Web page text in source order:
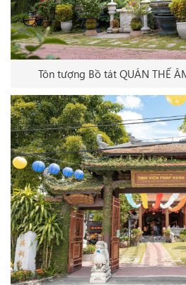
Tôn tượng Bồ tát QUÁN THẾ